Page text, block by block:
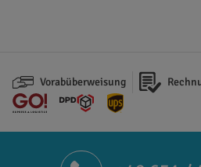
Vorabüberweisung